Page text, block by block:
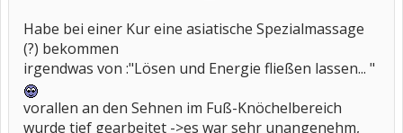
Habe bei einer Kur eine asiatische Spezialmassage
(?) bekommen
irgendwas von :"Lösen und Energie fließen lassen... "
vorallen an den Sehnen im Fuß-Knöchelbereich
wurde tief gearbeitet ->es war sehr unangenehm,